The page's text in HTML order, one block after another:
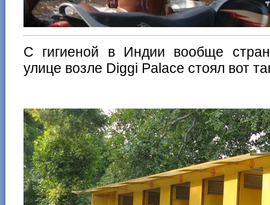
С гигиеной в Индии вообще
улице возле Diggi Palace стоял вот